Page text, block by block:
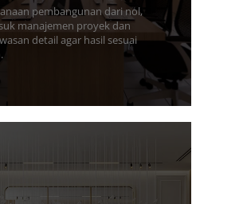
pembangunan dari nol,
manajemen proyek dan
detail agar hasil sesuai